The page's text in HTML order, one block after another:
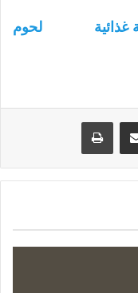
لحوم